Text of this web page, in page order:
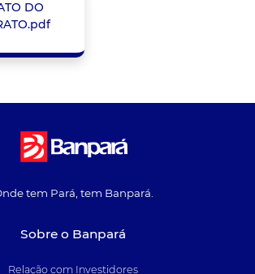
DO
tem Pará, tem Banpará.
Sobre o Banpará
Relação com Investidores